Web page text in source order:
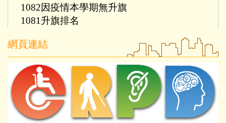
1082因疫情本學期無升旗
1081升旗排名
網頁連結